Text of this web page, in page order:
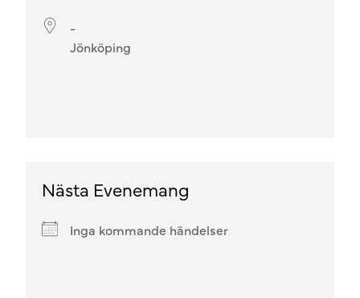
-
Jönköping
Nästa Evenemang
Inga kommande händelser